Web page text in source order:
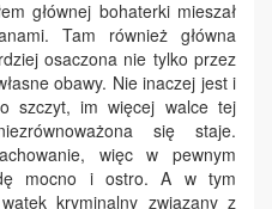
głównej bohaterki mieszał
Tam również główna
osaczona nie tylko przez
obawy. Nie inaczej jest i
szczyt, im więcej walce tej
się staje.
więc w pewnym
mocno i ostro. A w tym
kryminalny związany z